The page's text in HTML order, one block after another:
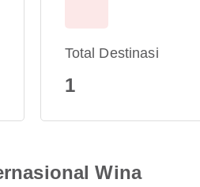
Total Destinasi
1
Wina